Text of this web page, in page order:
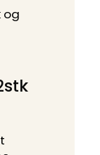
og